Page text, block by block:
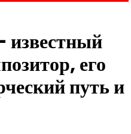
его
путь и